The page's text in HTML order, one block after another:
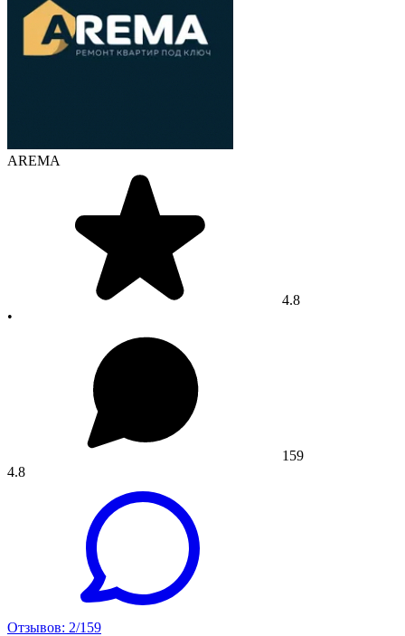
AREMA
4.8
•
159
4.8
Отзывов: 2/159